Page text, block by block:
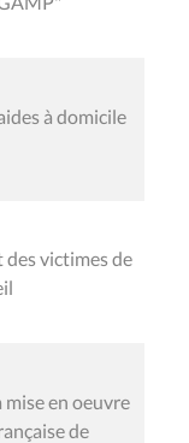
à domicile
victimes de
en oeuvre
de